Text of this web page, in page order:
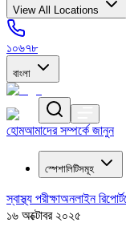
View All Locations
১০৬৭৮
বাংলা
হোমআমাদের সম্পর্কে জানুন
স্পেশালিটিসমূহ
স্বাস্থ্য পরীক্ষাঅনলাইন রিপোর্ট
১৬ অক্টোবর ২০২৫